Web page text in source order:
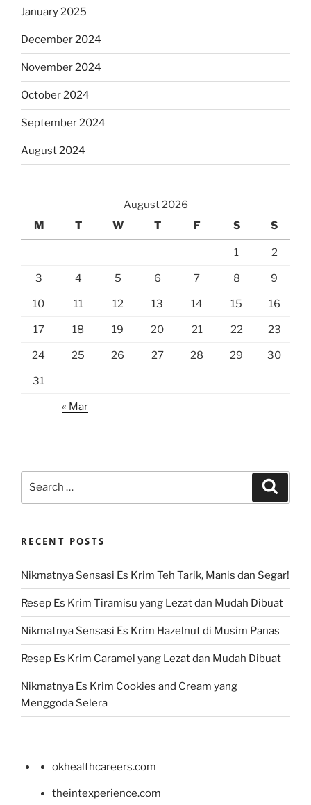
January 2025
December 2024
November 2024
October 2024
September 2024
August 2024
August 2026
M
T W T F S S
1 2
3 4 5 6 7 8 9
10 11 12 13 14 15 16
17 18 19 20 21 22 23
24 25 26 27 28 29 30
31
« Mar
RECENT POSTS
Nikmatnya Sensasi Es Krim Teh Tarik, Manis dan Segar!
Resep Es Krim Tiramisu yang Lezat dan Mudah Dibuat
Nikmatnya Sensasi Es Krim Hazelnut di Musim Panas
Resep Es Krim Caramel yang Lezat dan Mudah Dibuat
Nikmatnya Es Krim Cookies and Cream yang
Menggoda Selera
okhealthcareers.com
theintexperience.com